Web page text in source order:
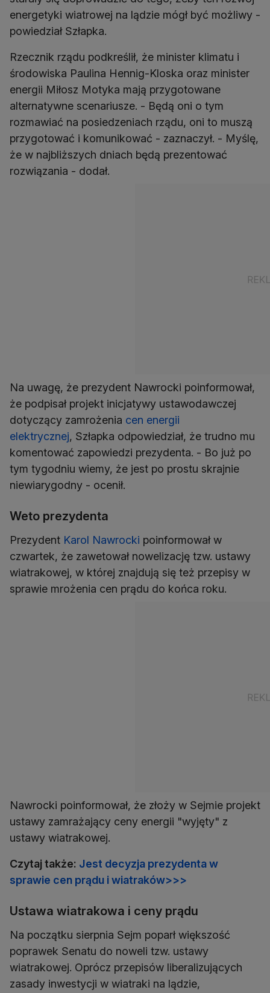
energetyki wiatrowej na lądzie mógł być możliwy -
powiedział Szłapka.
Rzecznik rządu podkreślił, że minister klimatu i
środowiska Paulina Hennig-Kloska oraz minister
energii Miłosz Motyka mają przygotowane
alternatywne scenariusze. - Będą oni o tym
rozmawiać na posiedzeniach rządu, oni to muszą
przygotować i komunikować - zaznaczył. - Myślę,
że w najbliższych dniach będą prezentować
rozwiązania - dodał.
Na uwagę, że prezydent Nawrocki poinformował,
że podpisał projekt inicjatywy ustawodawczej
dotyczący zamrożenia cen energii
elektrycznej, Szłapka odpowiedział, że trudno mu
komentować zapowiedzi prezydenta. - Bo już po
tym tygodniu wiemy, że jest po prostu skrajnie
niewiarygodny - ocenił.
Weto prezydenta
Prezydent Karol Nawrocki poinformował w
czwartek, że zawetował nowelizację tzw. ustawy
wiatrakowej, w której znajdują się też przepisy w
sprawie mrożenia cen prądu do końca roku.
Nawrocki poinformował, że złoży w Sejmie projekt
ustawy zamrażający ceny energii "wyjęty" z
ustawy wiatrakowej.
Czytaj także: Jest decyzja prezydenta w
sprawie cen prądu i wiatraków>>>
Ustawa wiatrakowa i ceny prądu
Na początku sierpnia Sejm poparł większość
poprawek Senatu do noweli tzw. ustawy
wiatrakowej. Oprócz przepisów liberalizujących
zasady inwestycji w wiatraki na lądzie,